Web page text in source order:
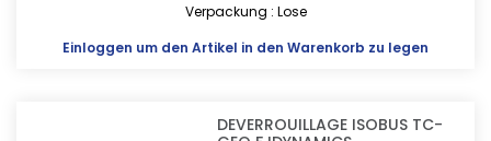
Verpackung : Lose
Einloggen um den Artikel in den Warenkorb zu legen
DEVERROUILLAGE ISOBUS TC-